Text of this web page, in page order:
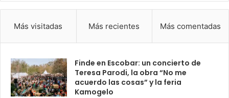
Más visitadas Más recientes Más comentadas
Finde en Escobar: un concierto de
Teresa Parodi, la obra “No me
acuerdo las cosas” y la feria
Kamogelo